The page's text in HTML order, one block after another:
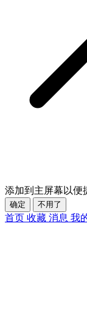
添加到主屏幕以便
确定 不用了
首页 收藏 消息 我